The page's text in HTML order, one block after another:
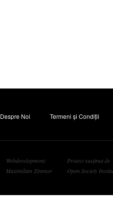
Despre Noi Termeni și Condiții
Webdevelopment:
Maximilian Zimmer
Proiect susținut de
Open Society